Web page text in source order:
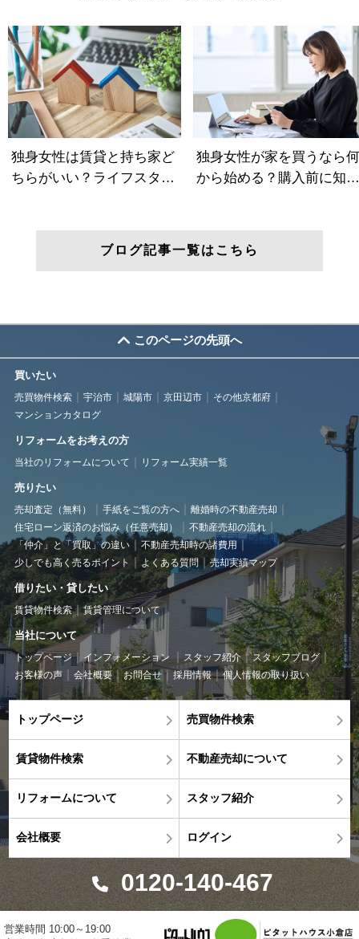
ブログ記事一覧はこちら
このページの先頭へ
買いたい
売買物件検索 宇治市 城陽市 京田辺市
その他京都府
マンションカタログ
リフォームをお考えの方
当社のリフォームについて リフォーム実績一覧
売りたい
売却査定（無料） 手紙をご覧の方へ
離婚時の不動産売却
住宅ローン返済のお悩み（任意売却）
不動産売却の流れ
「仲介」と「買取」の違い
不動産売却時の諸費用
少しでも高く売るポイント
よくある質問 売却実績マップ
借りたい・貸したい
賃貸物件検索 賃貸管理について
当社について
トップページ インフォメーション スタッフ紹介
スタッフブログ
お客様の声
会社概要 お問合せ 採用情報 個人情報の取り扱い
トップページ 売買物件検索
賃貸物件検索 不動産売却について
リフォームについて スタッフ紹介
会社概要 ログイン
0120-140-467
営業時間 10:00～19:00